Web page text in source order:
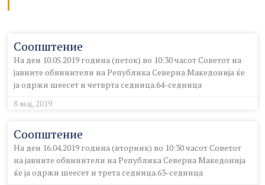
Соопштение
На ден 10.05.2019 година (петок) во 10:30 часот Советот на
јавните обвинители на Република Северна Македонија ќе
ја одржи шеесет и четврта седница.64-седница
8 мај, 2019
Соопштение
На ден 16.04.2019 година (вторник) во 10:30 часот Советот
на јавните обвинители на Република Северна Македонија
ќе ја одржи шеесет и трета седница.63-седница